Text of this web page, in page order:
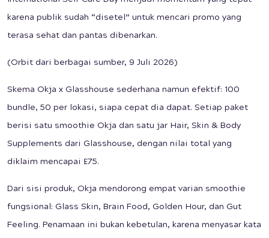
karena publik sudah “disetel” untuk mencari promo yang
terasa sehat dan pantas dibenarkan.
(Orbit dari berbagai sumber, 9 Juli 2026)
Skema Okja x Glasshouse sederhana namun efektif: 100
bundle, 50 per lokasi, siapa cepat dia dapat. Setiap paket
berisi satu smoothie Okja dan satu jar Hair, Skin & Body
Supplements dari Glasshouse, dengan nilai total yang
diklaim mencapai £75.
Dari sisi produk, Okja mendorong empat varian smoothie
fungsional: Glass Skin, Brain Food, Golden Hour, dan Gut
Feeling. Penamaan ini bukan kebetulan, karena menyasar kata